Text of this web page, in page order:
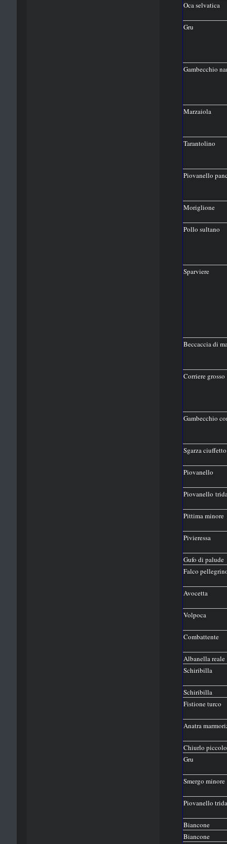
Oca selvatica
Gru
Gambecchio
Marzaiola
Tarantolino
Piovanello
Moriglione
Pollo sultano
Sparviere
Beccaccia di
Corriere grosso
Gambecchio
Sgarza
Piovanello
Piovanello
Pittima minore
Pivieressa
Gufo di palude
Falco
Avocetta
Volpoca
Combattente
Albanella reale
Schiribilla
Schiribilla
Fistione turco
Anatra
Chiurlo piccolo
Gru
Smergo minore
Piovanello
Biancone
Biancone